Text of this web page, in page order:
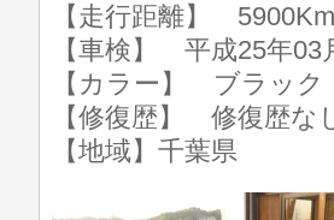
【走行距離】 5900Km
【車検】 平成25年03
【カラー】 ブラック
【修復歴】 修復歴な
【地域】千葉県